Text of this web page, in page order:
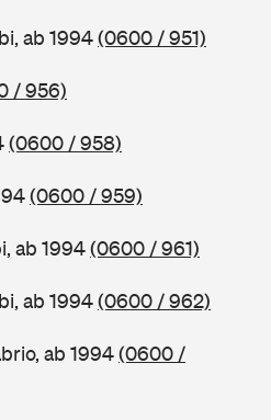
ab 1994(0600 / 951)
/ 956)
(0600 / 958)
(0600 / 959)
ab 1994(0600 / 961)
ab 1994(0600 / 962)
ab 1994(0600 /